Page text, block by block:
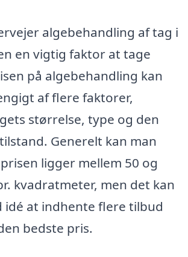
algebehandling af tag i
en vigtig faktor at tage
på algebehandling kan
af flere faktorer,
størrelse, type og den
Generelt kan man
ligger mellem 50 og
kvadratmeter, men det kan
at indhente flere tilbud
bedste pris.